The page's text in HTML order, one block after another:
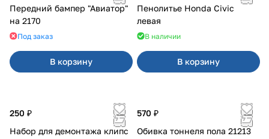
Передний бампер "Авиатор"
на 2170
Под заказ
В корзину
Пенолитье Honda Civic
левая
В наличии
В корзину
250 ₽
Набор для демонтажа клипс
570 ₽
Обивка тоннеля пола 21213